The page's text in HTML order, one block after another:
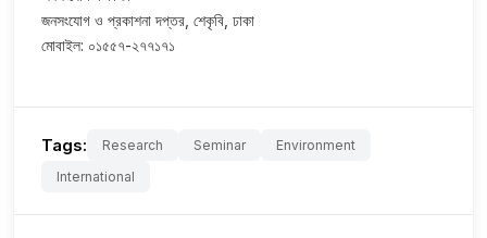
জনসংযোগ ও প্রকাশনা দপ্তর, শেকৃবি, ঢাকা
মোবাইল: ০১৫৫৭-২৭৭১৭১
Tags: Research Seminar
Environment
International